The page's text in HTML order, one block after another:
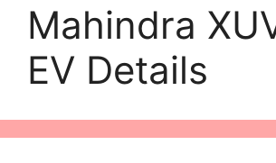
Mahindra
EV Details